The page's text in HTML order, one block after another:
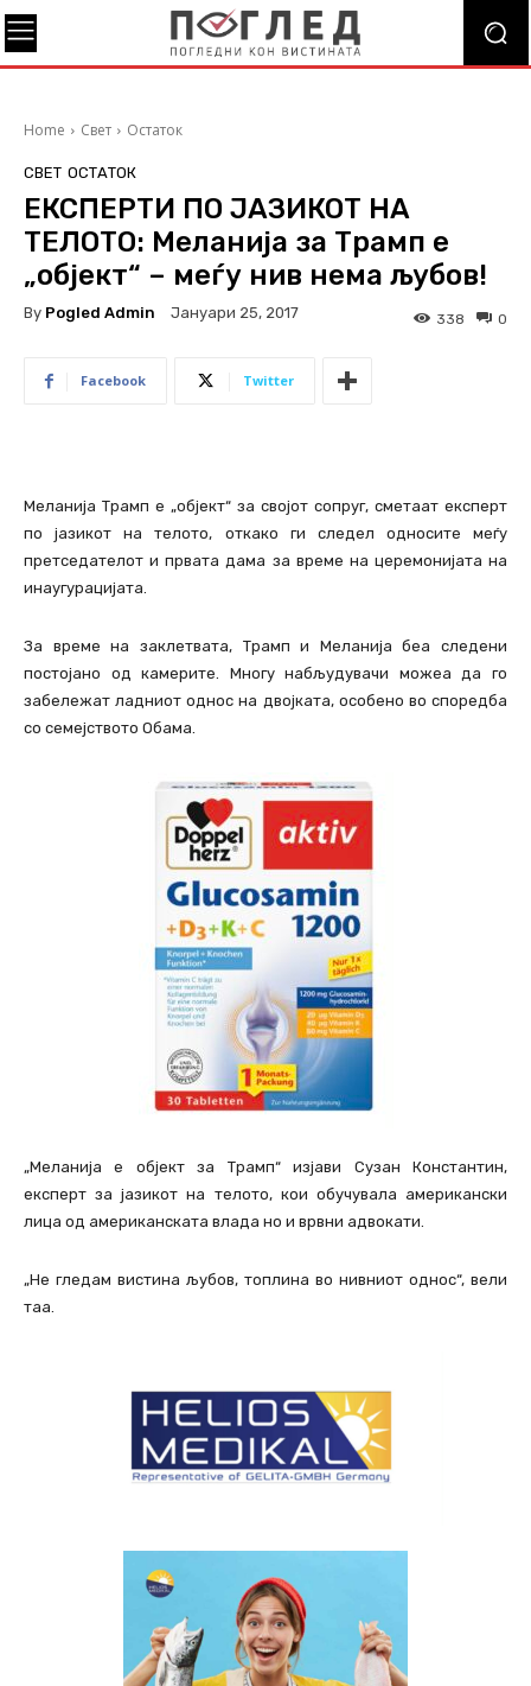
Home Свет Остаток
СВЕТ ОСТАТОК
ЕКСПЕРТИ ПО ЈАЗИКОТ НА
ТЕЛОТО: Меланија за Трамп е
„објект“ – меѓу нив нема љубов!
By Pogled Admin Јануари 25, 2017 0
338
Facebook Twitter
Меланија Трамп е „објект“ за својот сопруг, сметаат експерт
по јазикот на телото, откако ги следел односите меѓу
претседателот и првата дама за време на церемонијата на
инаугурацијата.
За време на заклетвата, Трамп и Меланија беа следени
постојано од камерите. Многу набљудувачи можеа да го
забележат ладниот однос на двојката, особено во споредба
со семејството Обама.
„Меланија е објект за Трамп“ изјави Сузан Константин,
експерт за јазикот на телото, кои обучувала американски
лица од американската влада но и врвни адвокати.
„Не гледам вистина љубов, топлина во нивниот однос“, вели
таа.